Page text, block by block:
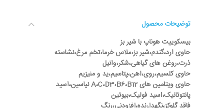
توضیحات محصول
بیسکوییت هوناپ با شیر بز
حاوی ارد،گندم،شیر بز،ملاس خرما،تخم مرغ،نشاسته
ذرت،روغن های گیاهی،شکر،وانیل
حاوی کلسیم،روی،اهن،پتاسیم،ید و منیزیم
حاوی ویتامین های A،C،D3،B6،B12 نیاسین،اسید
پانتوتانیک،اسید فولیک،بیوتین